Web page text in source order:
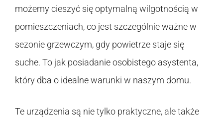
możemy cieszyć się optymalną wilgotnością w
pomieszczeniach, co jest szczególnie ważne w
sezonie grzewczym, gdy powietrze staje się
suche. To jak posiadanie osobistego asystenta,
który dba o idealne warunki w naszym domu.
Te urządzenia są nie tylko praktyczne, ale także